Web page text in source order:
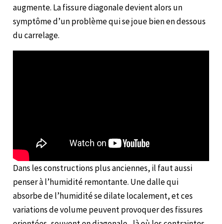
augmente. La fissure diagonale devient alors un
symptôme d’un problème qui se joue bien en dessous
du carrelage.
Dans les constructions plus anciennes, il faut aussi
penser à l’humidité remontante. Une dalle qui
absorbe de l’humidité se dilate localement, et ces
variations de volume peuvent provoquer des fissures